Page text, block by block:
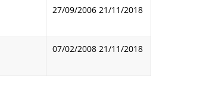
27/09/2006 21/11/2018
07/02/2008 21/11/2018